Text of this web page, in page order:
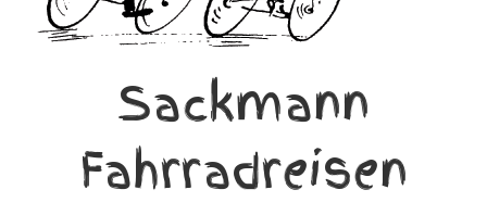
Sackmann
Fahrradreisen